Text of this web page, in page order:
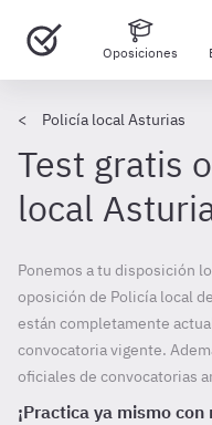
Oposiciones
Policía local Asturias
Test gratis
local
Ponemos a tu disposición
oposición de Policía local
están completamente
convocatoria vigente.
oficiales de convocatorias
¡Practica ya mismo